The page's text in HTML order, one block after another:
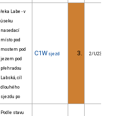
řeka Labe - v
úseku
nasedací
místo pod
mostem pod
jezem pod
přehradou
Labská, cíl
dlouhého
sjezdu po
C1W sjezd 3. 2/U23
Podle stavu